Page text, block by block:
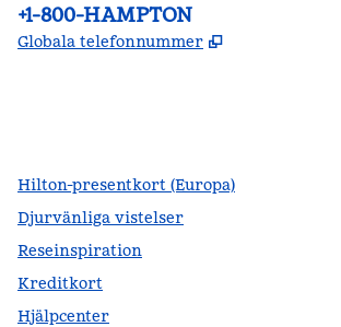
Telefon:
+1-800-HAMPTON
Globala telefonnummer ,
Hilton-presentkort (Europa)
Djurvänliga vistelser
Reseinspiration
Kreditkort
Hjälpcenter